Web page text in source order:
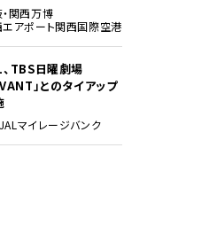
関西万博
アポート関西国際空港
TBS日曜劇場
」とのタイアップ
JALマイレージバンク